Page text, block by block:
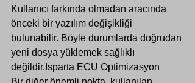
Kullanıcı farkında olmadan aracında
önceki bir yazılım değişikliği
bulunabilir. Böyle durumlarda doğrudan
yeni dosya yüklemek sağlıklı
değildir.Isparta ECU Optimizasyon